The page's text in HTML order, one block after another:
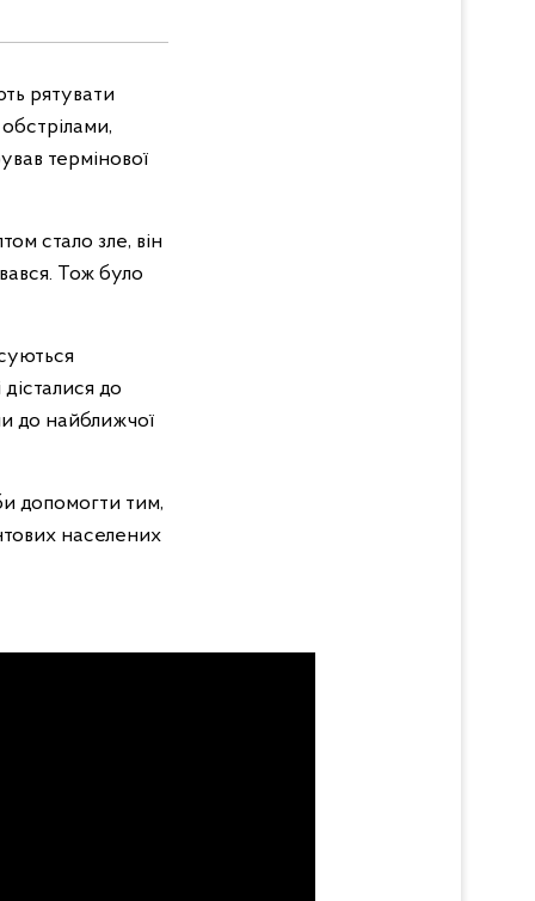
рятувати
термінової
стало зле, він
Тож було
до
до найближчої
допомогти тим,
населених